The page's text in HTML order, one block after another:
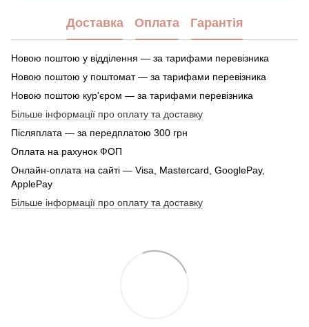
Доставка Оплата Гарантія
Новою поштою у відділення — за тарифами перевізника
Новою поштою у поштомат — за тарифами перевізника
Новою поштою кур'єром — за тарифами перевізника
Більше інформації про оплату та доставку
Післяплата — за передплатою 300 грн
Оплата на рахунок ФОП
Онлайн-оплата на сайті — Visa, Mastercard, GooglePay,
ApplePay
Більше інформації про оплату та доставку